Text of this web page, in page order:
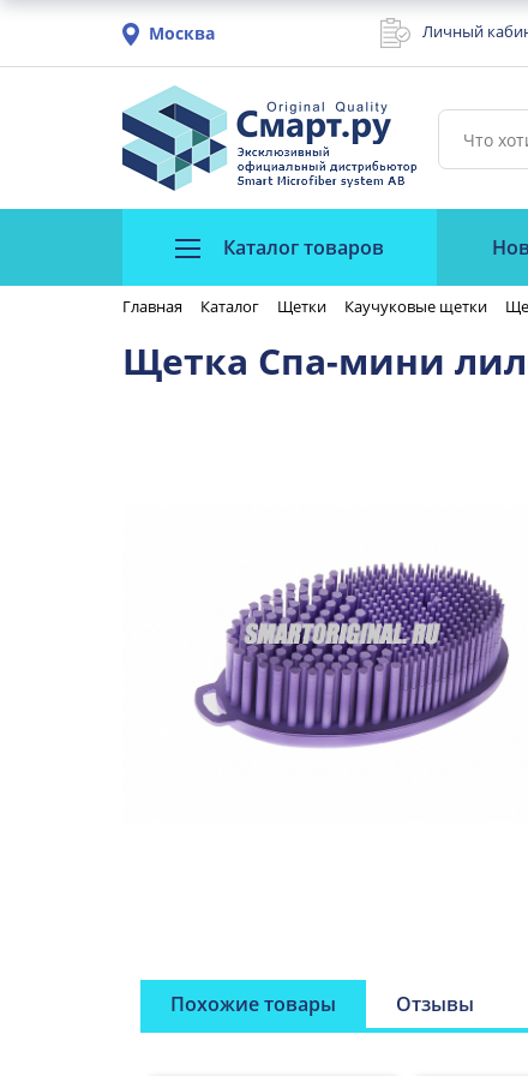
Москва Личный
Каталог товаров
Главная Каталог Щетки Каучуковые щетки
Щетка Спа-мини
Похожие товары Отзывы